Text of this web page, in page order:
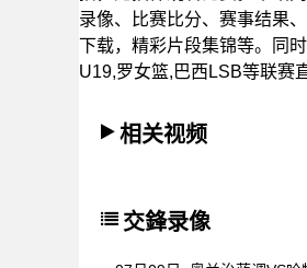
录像、比赛比分、赛事结果
下载，精彩片段集锦等。同
U19,罗女篮,巴西LSB等联赛
相关视频
交鋒录像